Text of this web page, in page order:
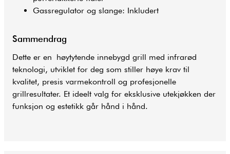
Gassregulator og slange: Inkludert
Sammendrag
Dette er en høytytende innebygd grill med infrarød
teknologi, utviklet for deg som stiller høye krav til
kvalitet, presis varmekontroll og profesjonelle
grillresultater. Et ideelt valg for eksklusive utekjøkken der
funksjon og estetikk går hånd i hånd.